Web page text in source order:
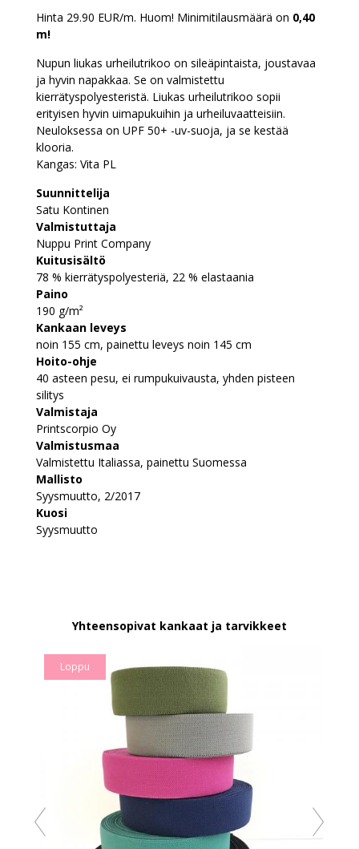
Hinta 29.90 EUR/m. Huom! Minimitilausmäärä on 0,40
m!
Nupun liukas urheilutrikoo on sileäpintaista, joustavaa
ja hyvin napakkaa. Se on valmistettu
kierrätyspolyesteristä. Liukas urheilutrikoo sopii
erityisen hyvin uimapukuihin ja urheiluvaatteisiin.
Neuloksessa on UPF 50+ -uv-suoja, ja se kestää
klooria.
Kangas: Vita PL
Suunnittelija
Satu Kontinen
Valmistuttaja
Nuppu Print Company
Kuitusisältö
78 % kierrätyspolyesteriä, 22 % elastaania
Paino
190 g/m²
Kankaan leveys
noin 155 cm, painettu leveys noin 145 cm
Hoito-ohje
40 asteen pesu, ei rumpukuivausta, yhden pisteen
silitys
Valmistaja
Printscorpio Oy
Valmistusmaa
Valmistettu Italiassa, painettu Suomessa
Mallisto
Syysmuutto, 2/2017
Kuosi
Syysmuutto
Yhteensopivat kankaat ja tarvikkeet
Loppu